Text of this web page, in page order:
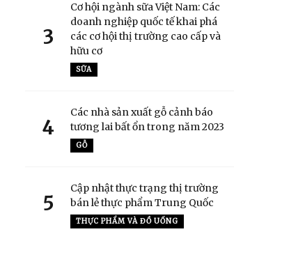
3
Cơ hội ngành sữa Việt Nam: Các
doanh nghiệp quốc tế khai phá
các cơ hội thị trường cao cấp và
hữu cơ
SỮA
4
Các nhà sản xuất gỗ cảnh báo
tương lai bất ổn trong năm 2023
GỖ
5
Cập nhật thực trạng thị trường
bán lẻ thực phẩm Trung Quốc
THỰC PHẨM VÀ ĐỒ UỐNG